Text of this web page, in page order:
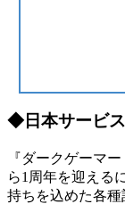
◆日本サービス
『ダークゲーマ
ら1周年を迎える
持ちを込めた各種